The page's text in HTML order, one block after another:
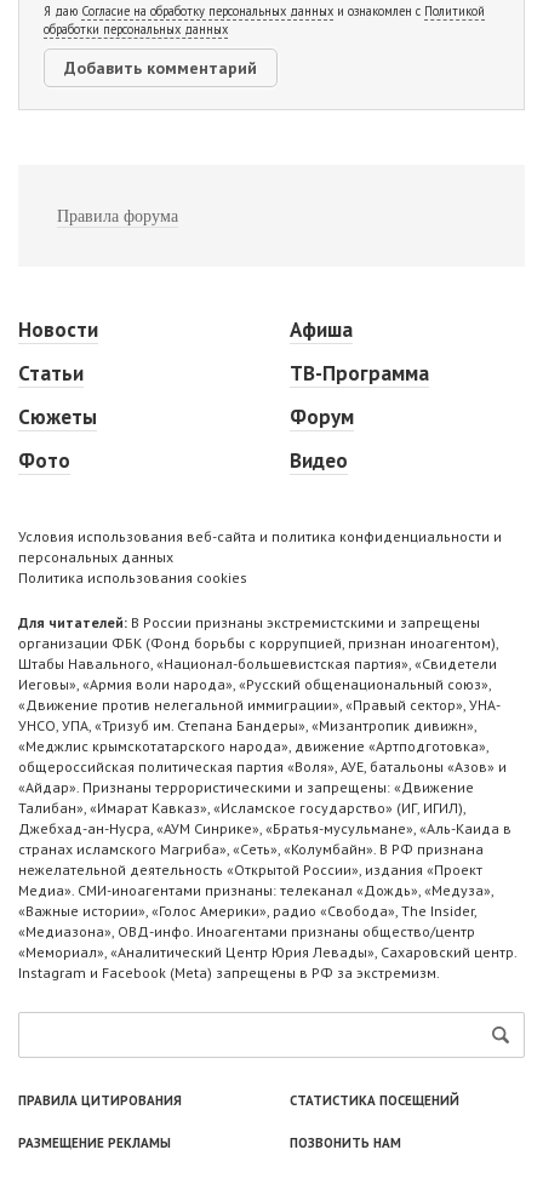
Я даю Согласие на обработку персональных данных и ознакомлен с Политикой
обработки персональных данных
Правила форума
Новости
Статьи
Сюжеты
Фото
Афиша
ТВ-Программа
Форум
Видео
Условия использования веб-сайта и политика конфиденциальности и
персональных данных
Политика использования cookies
Для читателей: В России признаны экстремистскими и запрещены
организации ФБК (Фонд борьбы с коррупцией, признан иноагентом),
Штабы Навального, «Национал-большевистская партия», «Свидетели
Иеговы», «Армия воли народа», «Русский общенациональный союз»,
«Движение против нелегальной иммиграции», «Правый сектор», УНА-
УНСО, УПА, «Тризуб им. Степана Бандеры», «Мизантропик дивижн»,
«Меджлис крымскотатарского народа», движение «Артподготовка»,
общероссийская политическая партия «Воля», АУЕ, батальоны «Азов» и
«Айдар». Признаны террористическими и запрещены: «Движение
Талибан», «Имарат Кавказ», «Исламское государство» (ИГ, ИГИЛ),
Джебхад-ан-Нусра, «АУМ Синрике», «Братья-мусульмане», «Аль-Каида в
странах исламского Магриба», «Сеть», «Колумбайн». В РФ признана
нежелательной деятельность «Открытой России», издания «Проект
Медиа». СМИ-иноагентами признаны: телеканал «Дождь», «Медуза»,
«Важные истории», «Голос Америки», радио «Свобода», The Insider,
«Медиазона», ОВД-инфо. Иноагентами признаны общество/центр
«Мемориал», «Аналитический Центр Юрия Левады», Сахаровский центр.
Instagram и Facebook (Metа) запрещены в РФ за экстремизм.
ПРАВИЛА ЦИТИРОВАНИЯ СТАТИСТИКА ПОСЕЩЕНИЙ
РАЗМЕЩЕНИЕ РЕКЛАМЫ ПОЗВОНИТЬ НАМ